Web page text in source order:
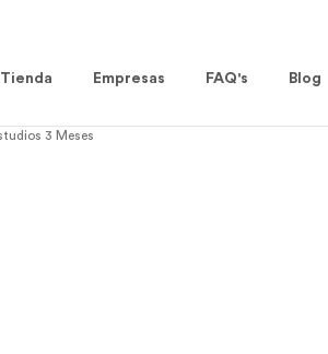
Tienda Empresas FAQ's Blog
3 Meses